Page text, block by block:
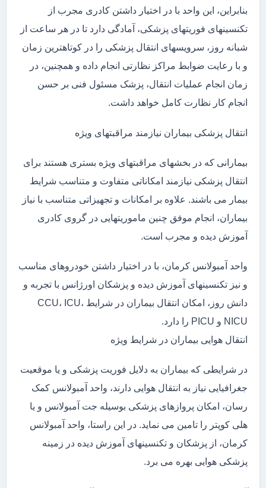
بنابراین، این واحد با در اختیار داشتن کادری مجرب از
تکنسینهای فوریتهای پزشکی، آمادگی دارد تا در هر ساعت از
شبانه روز، سرویسهای انتقال پزشکی را در کوتاهترین زمان
و با رعایت ضوابط مراکز نظارتی انجام داده و همچنین، در
زمان انجام عملیات انتقال، پزشک مسئول فنی بر حسن
انجام کار نظارت کامل خواهد داشت.
انتقال پزشکی بیماران نیازمند مراقبتهای ویژه
بیمارانی که در بخشهای مراقبتهای ویژه بستری هستند برای
انتقال پزشکی نیازمند امکاناتی متفاوت و متناسب شرایط
بیمار می باشند. علاوه بر امکانات و تجهیزاتی متناسب با نیاز
بیماران، انجام موفق چنین ماموریتهایی در گروی کادری
آموزش دیده و مجرب است.
واحد آمبولانس کرمان، با در اختیار داشتن خودروهای مناسب
و نیز تکنسینهای آموزش دیده و پزشکان اورژانس با تجربه و
دانش روز، امکان انتقال بیماران در شرایط CCU، ICU،
NICU و PICU را دارد.
انتقال هوایی بیماران در شرایط ویژه
در شرایطی که بیماران به دلایل فوریت پزشکی و یا موقعیت
جغرافیایی نیاز به انتقال هوایی دارند، واحد آمبولانس کمک
رسان، امکان پروازهای پزشکی بوسیله جت آمبولانس و یا
هلی کوپتر را تامین می نماید. در این راستا، واحد آمبولانس
کرمان، از پزشکان و تکنسینهای آموزش دیده در زمینه
پزشکی هوایی بهره می برد.